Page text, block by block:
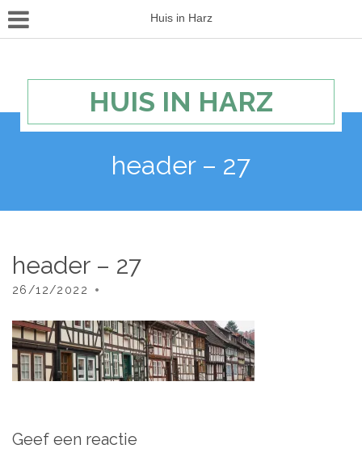
Huis in Harz
HUIS IN HARZ
header – 27
header – 27
26/12/2022
Geef een reactie